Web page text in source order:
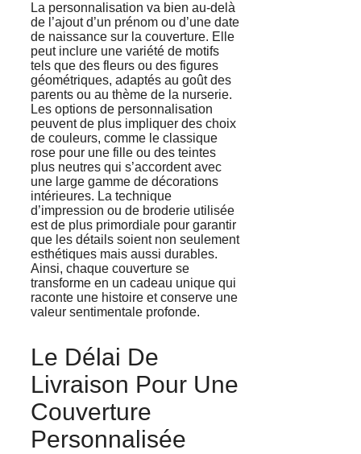
La personnalisation va bien au-delà
de l’ajout d’un prénom ou d’une date
de naissance sur la couverture. Elle
peut inclure une variété de motifs
tels que des fleurs ou des figures
géométriques, adaptés au goût des
parents ou au thème de la nurserie.
Les options de personnalisation
peuvent de plus impliquer des choix
de couleurs, comme le classique
rose pour une fille ou des teintes
plus neutres qui s’accordent avec
une large gamme de décorations
intérieures. La technique
d’impression ou de broderie utilisée
est de plus primordiale pour garantir
que les détails soient non seulement
esthétiques mais aussi durables.
Ainsi, chaque couverture se
transforme en un cadeau unique qui
raconte une histoire et conserve une
valeur sentimentale profonde.
Le Délai De
Livraison Pour Une
Couverture
Personnalisée